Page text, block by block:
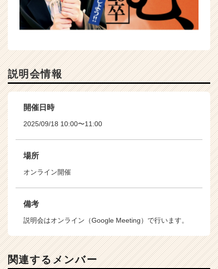
説明会情報
開催日時
2025/09/18 10:00〜11:00
場所
オンライン開催
備考
説明会はオンライン（Google Meeting）で行います。
関連するメンバー